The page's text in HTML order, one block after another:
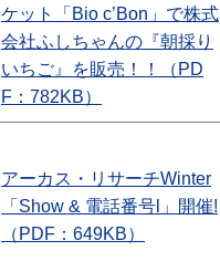
ケット「Bio c’Bon」で株式
会社ふしちゃんの『朝採り
いちご』を販売！！（PD
F：782KB）
アーカス・リサーチWinter
「Show & 電話番号l」開催!
（PDF：649KB）